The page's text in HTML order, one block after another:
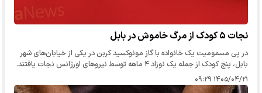
نجات ۵ کودک از مرگ خاموش در بابل
در پی مسمومیت یک خانواده با گاز مونوکسید کربن در یکی از خیابان‌های شهر
بابل، پنج کودک از جمله یک نوزاد ۴ ماهه توسط نیرو‌های اورژانس نجات یافتند.
۱۴۰۵/۰۴/۲۱ ۰۹:۲۹